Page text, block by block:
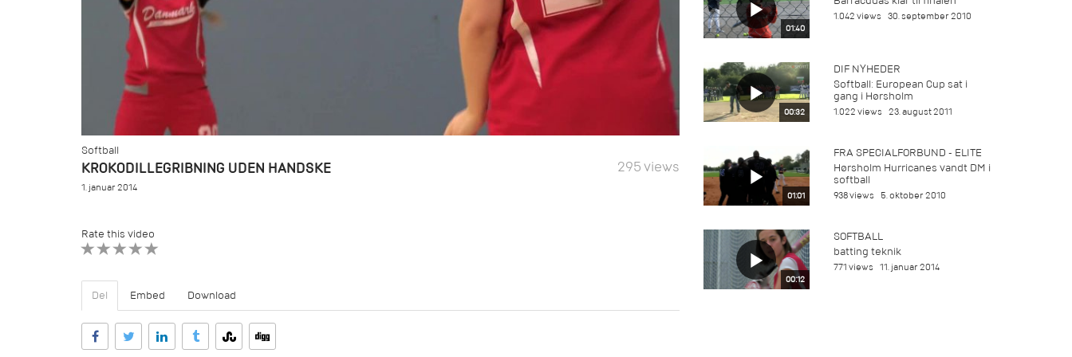
Softball
KROKODILLEGRIBNING UDEN HANDSKE 295 views
1. januar 2014
Rate this video
Del Embed Download
01:40
1.042 views 30. september 2010
00:32
DIF NYHEDER
Softball: European Cup sat i
gang i Hørsholm
1.022 views 23. august 2011
01:01
FRA SPECIALFORBUND - ELITE
Hørsholm Hurricanes vandt DM i
softball
938 views 5. oktober 2010
00:12
SOFTBALL
batting teknik
771 views 11. januar 2014